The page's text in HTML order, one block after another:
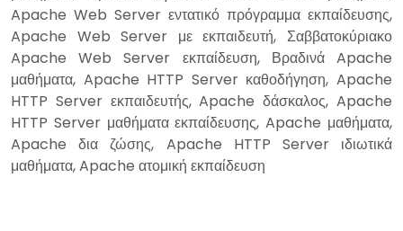
Apache Web Server εντατικό πρόγραμμα εκπαίδευσης,
Apache Web Server με εκπαιδευτή, Σαββατοκύριακο
Apache Web Server εκπαίδευση, Βραδινά Apache
μαθήματα, Apache HTTP Server καθοδήγηση, Apache
HTTP Server εκπαιδευτής, Apache δάσκαλος, Apache
HTTP Server μαθήματα εκπαίδευσης, Apache μαθήματα,
Apache δια ζώσης, Apache HTTP Server ιδιωτικά
μαθήματα, Apache ατομική εκπαίδευση